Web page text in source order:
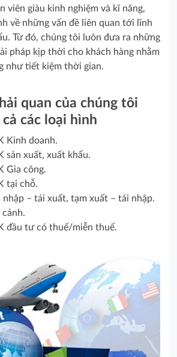
viên giàu kinh nghiệm và kĩ năng,
về những vấn đề liên quan tới lĩnh
Từ đó, chúng tôi luôn đưa ra những
pháp kịp thời cho khách hàng nhằm
như tiết kiệm thời gian.
quan của chúng tôi
các loại hình
Kinh doanh.
sản xuất, xuất khẩu.
Gia công.
tại chỗ.
nhập – tái xuất, tạm xuất – tái nhập.
cảnh.
đầu tư có thuế/miễn thuế.